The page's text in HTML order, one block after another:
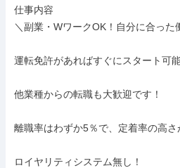
仕事内容
＼副業・WワークOK！自分に合った
運転免許があればすぐにスタート可能
他業種からの転職も大歓迎です！
離職率はわずか5％で、定着率の高さ
ロイヤリティシステム無し！